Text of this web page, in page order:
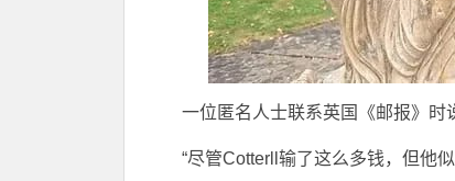
一位匿名人士联系英国《邮报》时
“尽管Cotterll输了这么多钱，但他